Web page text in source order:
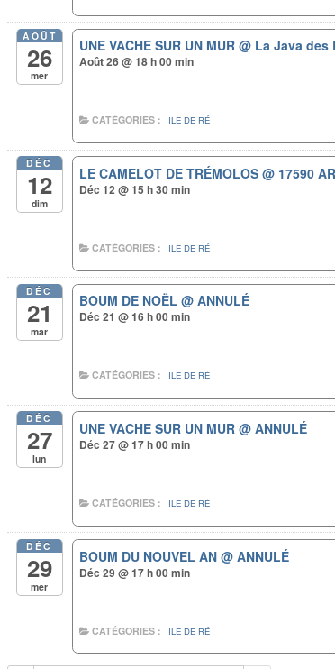
AOÛT
26
mer
UNE VACHE SUR UN MUR@ La Java des
Août 26 @ 18 h 00 min
CATÉGORIES : ILE DE RÉ
DÉC
12
dim
LE CAMELOT DE TRÉMOLOS@ 17590
Déc 12 @ 15 h 30 min
CATÉGORIES : ILE DE RÉ
DÉC
21
mar
BOUM DE NOËL@ ANNULÉ
Déc 21 @ 16 h 00 min
CATÉGORIES : ILE DE RÉ
DÉC
27
lun
UNE VACHE SUR UN MUR@ ANNULÉ
Déc 27 @ 17 h 00 min
CATÉGORIES : ILE DE RÉ
DÉC
29
mer
BOUM DU NOUVEL AN@ ANNULÉ
Déc 29 @ 17 h 00 min
CATÉGORIES : ILE DE RÉ